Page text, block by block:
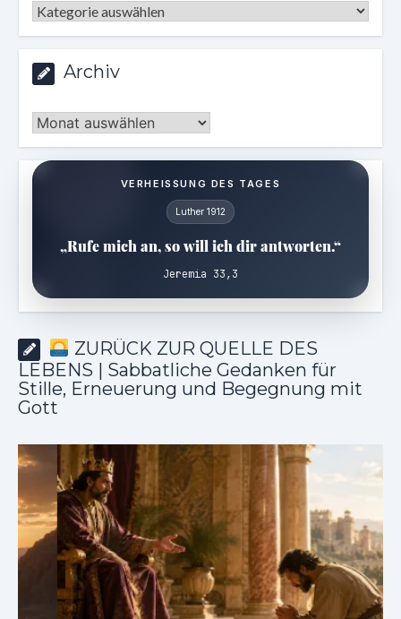
Kategorien
Archiv
Archiv
VERHEISSUNG DES TAGES
Luther 1912
„Rufe mich an, so will ich dir antworten.“
Jeremia 33,3
ZURÜCK ZUR QUELLE DES
LEBENS | Sabbatliche Gedanken für
Stille, Erneuerung und Begegnung mit
Gott